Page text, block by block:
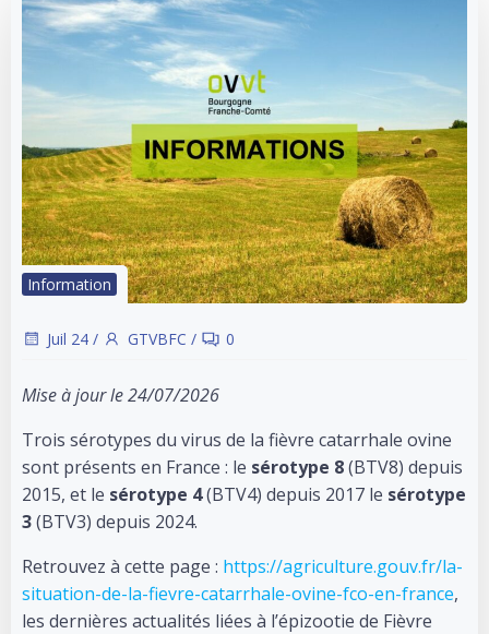
Information
Juil 24 / GTVBFC / 0
Mise à jour le 24/07/2026
Trois sérotypes du virus de la fièvre catarrhale ovine
sont présents en France : le sérotype 8(BTV8) depuis
2015, et le sérotype 4(BTV4) depuis 2017 le sérotype
3(BTV3) depuis 2024.
Retrouvez à cette page : https://agriculture.gouv.fr/la-
situation-de-la-fievre-catarrhale-ovine-fco-en-france,
les dernières actualités liées à l’épizootie de Fièvre